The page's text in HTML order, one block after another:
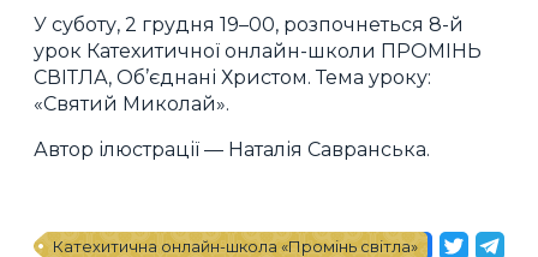
У суботу, 2 грудня 19–00, розпочнеться 8-й
урок Катехитичної онлайн-школи ПРОМІНЬ
СВІТЛА, Об’єднані Христом. Тема уроку:
«Святий Миколай».
Автор ілюстрації — Наталія Савранська.
Катехитична онлайн-школа «Промінь світла»